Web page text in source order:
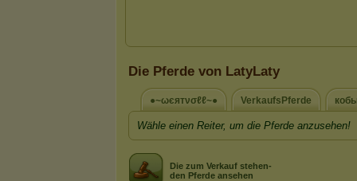
Die Pferde von LatyLaty
●~ωєятνσℓℓ~● VerkaufsPferde
Wähle einen Reiter, um die Pferde anzusehen!
Die zum Verkauf stehen-
den Pferde ansehen